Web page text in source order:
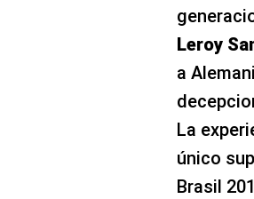
Leroy
a
La
único
Brasil